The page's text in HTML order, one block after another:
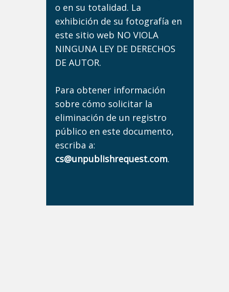
o en su totalidad. La
exhibición de su fotografía en
este sitio web NO VIOLA
NINGUNA LEY DE DERECHOS
DE AUTOR.
Para obtener información
sobre cómo solicitar la
eliminación de un registro
público en este documento,
escriba a:
cs@unpublishrequest.com.